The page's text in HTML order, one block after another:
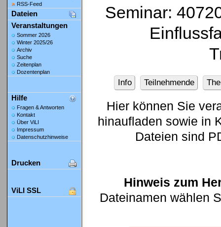
RSS-Feed
Dateien
Veranstaltungen
Sommer 2026
Winter 2025/26
Archiv
Suche
Zeitenplan
Dozentenplan
Hilfe
Fragen & Antworten
Kontakt
Über ViLI
Impressum
Datenschutzhinweise
Drucken
ViLI SSL
Seminar:
Info Teilnehmende
Hier können Sie
hinaufladen sowie in
Dateien sind
Hinweis zum
Dateinamen wählen